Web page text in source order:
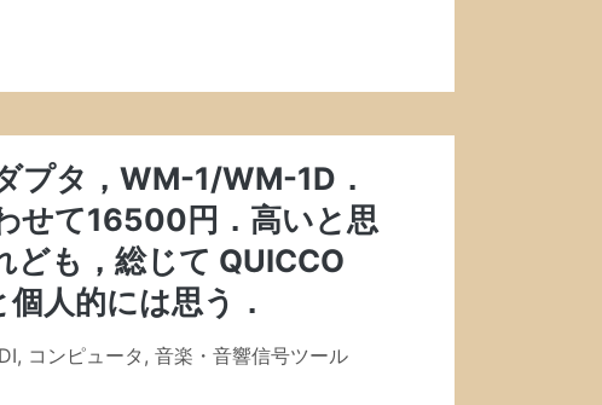
プタ，WM-1/WM-1D．
せて16500円．高いと思
ども，総じて QUICCO
人的には思う．
, コンピュータ , 音楽・音響信号ツール